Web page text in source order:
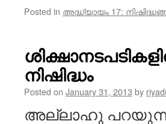
Posted in അദ്ധ്യായം 17:
നിഷിദ്ധം
Posted on January 31, 2013 by
അല്ലാഹു